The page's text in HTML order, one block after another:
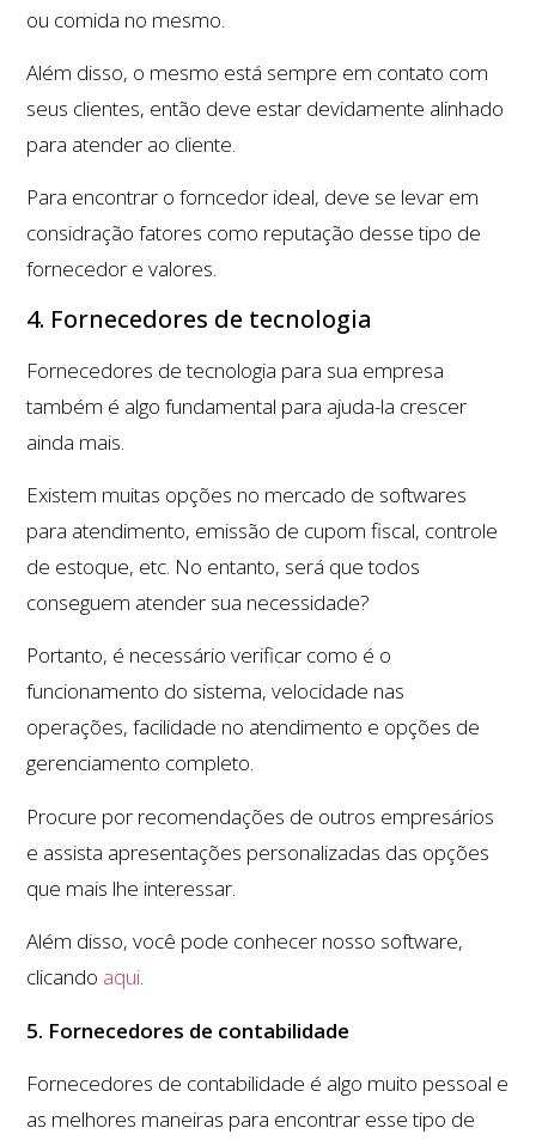
ou comida no mesmo.
Além disso, o mesmo está sempre em contato com
seus clientes, então deve estar devidamente alinhado
para atender ao cliente.
Para encontrar o forncedor ideal, deve se levar em
considração fatores como reputação desse tipo de
fornecedor e valores.
4. Fornecedores de tecnologia
Fornecedores de tecnologia para sua empresa
também é algo fundamental para ajuda-la crescer
ainda mais.
Existem muitas opções no mercado de softwares
para atendimento, emissão de cupom fiscal, controle
de estoque, etc. No entanto, será que todos
conseguem atender sua necessidade?
Portanto, é necessário verificar como é o
funcionamento do sistema, velocidade nas
operações, facilidade no atendimento e opções de
gerenciamento completo.
Procure por recomendações de outros empresários
e assista apresentações personalizadas das opções
que mais lhe interessar.
Além disso, você pode conhecer nosso software,
clicando aqui.
5. Fornecedores de contabilidade
Fornecedores de contabilidade é algo muito pessoal e
as melhores maneiras para encontrar esse tipo de